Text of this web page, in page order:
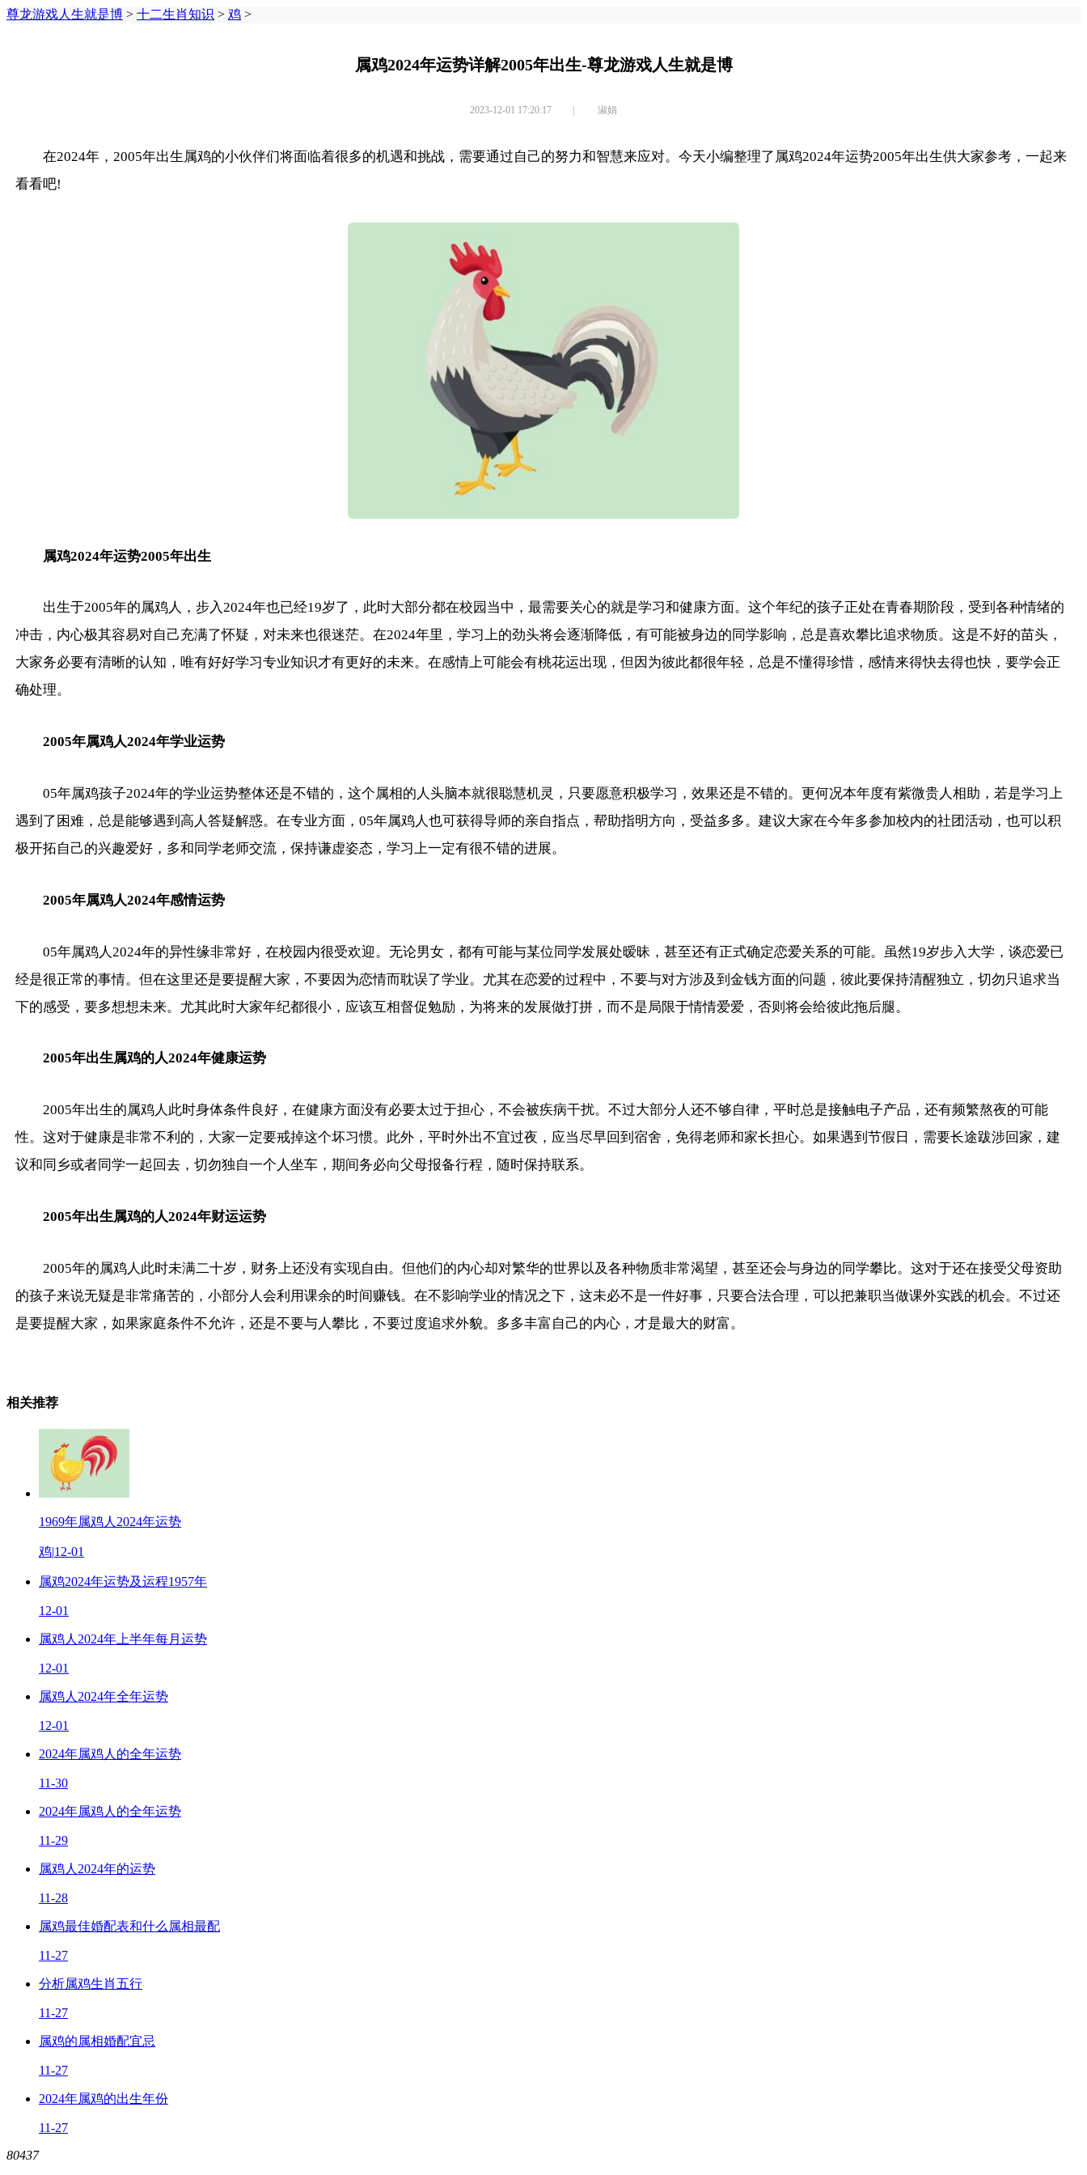
尊龙游戏人生就是博 > 十二生肖知识 > 鸡 >
属鸡2024年运势详解2005年出生-尊龙游戏人生就是博
2023-12-01 17:20:17 | 淑娟
在2024年，2005年出生属鸡的小伙伴们将面临着很多的机遇和挑战，需要通过自己的努力和智慧来应对。今天小编整理了属鸡2024年运势2005年出生供大家参考，一起来
看看吧!
属鸡2024年运势2005年出生
出生于2005年的属鸡人，步入2024年也已经19岁了，此时大部分都在校园当中，最需要关心的就是学习和健康方面。这个年纪的孩子正处在青春期阶段，受到各种情绪的
冲击，内心极其容易对自己充满了怀疑，对未来也很迷茫。在2024年里，学习上的劲头将会逐渐降低，有可能被身边的同学影响，总是喜欢攀比追求物质。这是不好的苗头，
大家务必要有清晰的认知，唯有好好学习专业知识才有更好的未来。在感情上可能会有桃花运出现，但因为彼此都很年轻，总是不懂得珍惜，感情来得快去得也快，要学会正
确处理。
2005年属鸡人2024年学业运势
05年属鸡孩子2024年的学业运势整体还是不错的，这个属相的人头脑本就很聪慧机灵，只要愿意积极学习，效果还是不错的。更何况本年度有紫微贵人相助，若是学习上
遇到了困难，总是能够遇到高人答疑解惑。在专业方面，05年属鸡人也可获得导师的亲自指点，帮助指明方向，受益多多。建议大家在今年多参加校内的社团活动，也可以积
极开拓自己的兴趣爱好，多和同学老师交流，保持谦虚姿态，学习上一定有很不错的进展。
2005年属鸡人2024年感情运势
05年属鸡人2024年的异性缘非常好，在校园内很受欢迎。无论男女，都有可能与某位同学发展处暧昧，甚至还有正式确定恋爱关系的可能。虽然19岁步入大学，谈恋爱已
经是很正常的事情。但在这里还是要提醒大家，不要因为恋情而耽误了学业。尤其在恋爱的过程中，不要与对方涉及到金钱方面的问题，彼此要保持清醒独立，切勿只追求当
下的感受，要多想想未来。尤其此时大家年纪都很小，应该互相督促勉励，为将来的发展做打拼，而不是局限于情情爱爱，否则将会给彼此拖后腿。
2005年出生属鸡的人2024年健康运势
2005年出生的属鸡人此时身体条件良好，在健康方面没有必要太过于担心，不会被疾病干扰。不过大部分人还不够自律，平时总是接触电子产品，还有频繁熬夜的可能
性。这对于健康是非常不利的，大家一定要戒掉这个坏习惯。此外，平时外出不宜过夜，应当尽早回到宿舍，免得老师和家长担心。如果遇到节假日，需要长途跋涉回家，建
议和同乡或者同学一起回去，切勿独自一个人坐车，期间务必向父母报备行程，随时保持联系。
2005年出生属鸡的人2024年财运运势
2005年的属鸡人此时未满二十岁，财务上还没有实现自由。但他们的内心却对繁华的世界以及各种物质非常渴望，甚至还会与身边的同学攀比。这对于还在接受父母资助
的孩子来说无疑是非常痛苦的，小部分人会利用课余的时间赚钱。在不影响学业的情况之下，这未必不是一件好事，只要合法合理，可以把兼职当做课外实践的机会。不过还
是要提醒大家，如果家庭条件不允许，还是不要与人攀比，不要过度追求外貌。多多丰富自己的内心，才是最大的财富。
相关推荐
1969年属鸡人2024年运势
鸡|12-01
属鸡2024年运势及运程1957年
12-01
属鸡人2024年上半年每月运势
12-01
属鸡人2024年全年运势
12-01
2024年属鸡人的全年运势
11-30
2024年属鸡人的全年运势
11-29
属鸡人2024年的运势
11-28
属鸡最佳婚配表和什么属相最配
11-27
分析属鸡生肖五行
11-27
属鸡的属相婚配宜忌
11-27
2024年属鸡的出生年份
11-27
80437